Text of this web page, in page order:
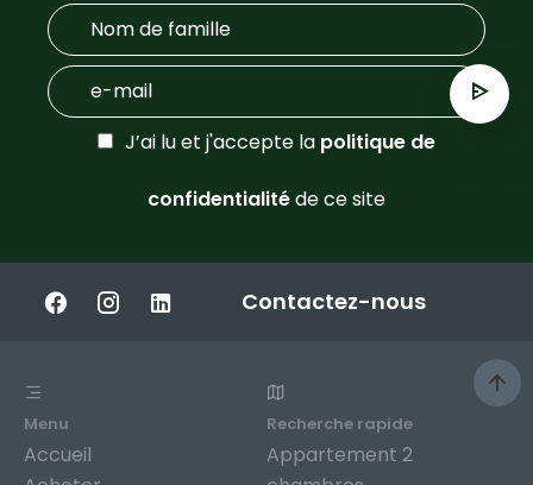
J’ai lu et j'accepte la politique de
confidentialitéde ce site
Contactez-nous
Menu
Accueil
Recherche rapide
Appartement 2